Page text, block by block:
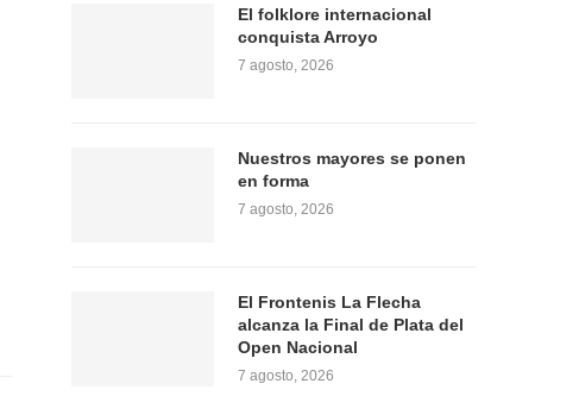
El folklore internacional
conquista Arroyo
7 agosto, 2026
Nuestros mayores se ponen
en forma
7 agosto, 2026
El Frontenis La Flecha
alcanza la Final de Plata del
Open Nacional
7 agosto, 2026